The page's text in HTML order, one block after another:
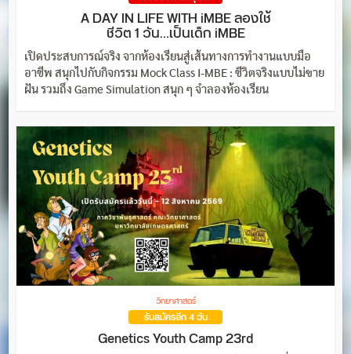
A DAY IN LIFE WITH iMBE ลองใช้
ชีวิต 1 วัน…เป็นเด็ก iMBE
เปิดประสบการณ์จริง จากห้องเรียนสู่เส้นทางการทำงานแบบมือ
อาชีพ สนุกไปกับกิจกรรม Mock Class I-MBE : ชีวิตจริงแบบไม่ขาย
ฝัน รวมถึง Game Simulation สนุก ๆ จำลองห้องเรียน
วิทยาศาสตร์
รับสมัครอีก 4 วัน
Genetics Youth Camp 23rd